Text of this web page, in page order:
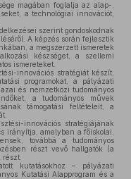
magában foglalja az alap-,
a technológiai innovációt,
szerint gondoskodnak
A képzés során fejlesztik
a megszerzett ismeretek
készséget, a szellemi
ismereteket.
innovációs stratégiát készít,
programokat, a pályázati
és nemzetközi tudományos
a tudományos művek
támogatási feltételeit, a
innovációs stratégiájának
irányítja, amelyben a főiskolai,
továbbá a tudományos
részt vevő hallgatók (a
kutatásokhoz – pályázati
Kutatási Alapprogram és a